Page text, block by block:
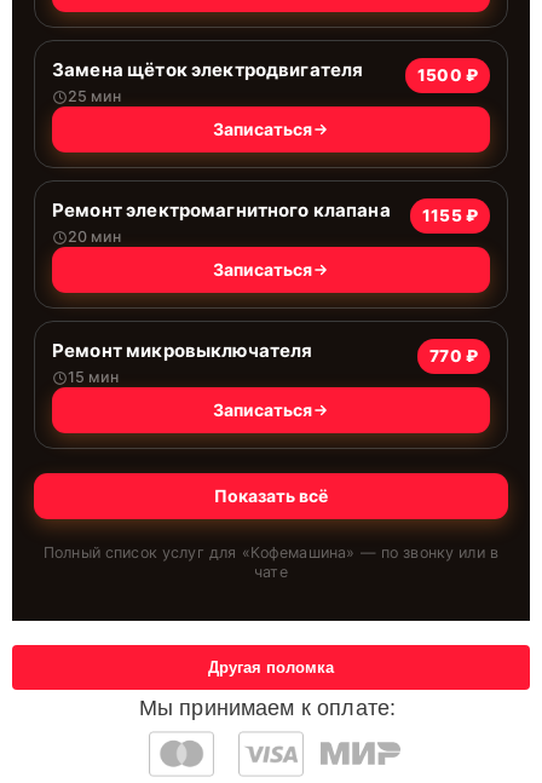
Замена щёток электродвигателя
25 мин
1500 ₽
Записаться
Ремонт электромагнитного клапана
20 мин
1155 ₽
Записаться
Ремонт микровыключателя
15 мин
770 ₽
Записаться
Показать всё
Полный список услуг для «Кофемашина» — по звонку или в
чате
Мы принимаем к оплате:
Другая поломка